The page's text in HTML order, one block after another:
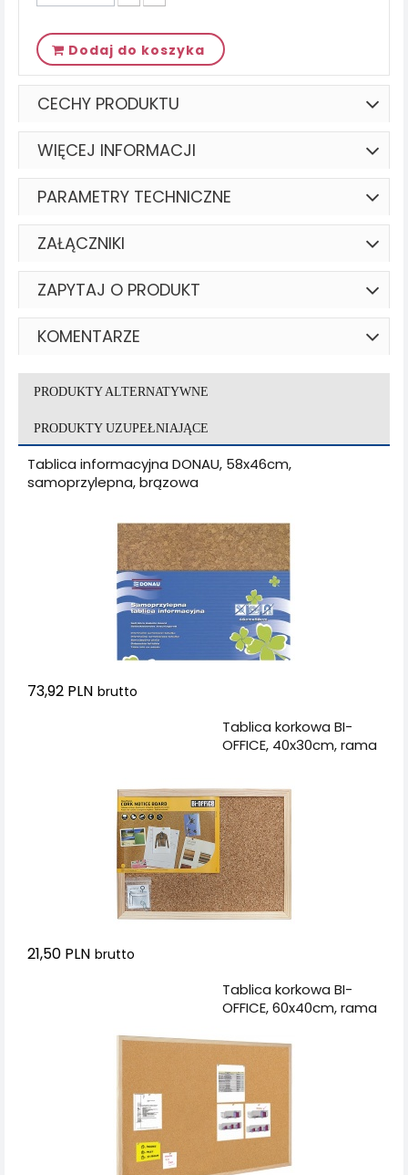
Dodaj do koszyka
CECHY PRODUKTU
WIĘCEJ INFORMACJI
PARAMETRY TECHNICZNE
ZAŁĄCZNIKI
ZAPYTAJ O PRODUKT
KOMENTARZE
PRODUKTY ALTERNATYWNE
PRODUKTY UZUPEŁNIAJĄCE
Tablica informacyjna DONAU, 58x46cm,
samoprzylepna, brązowa
73,92 PLN brutto
Tablica korkowa BI-
OFFICE, 40x30cm, rama
21,50 PLN brutto
Tablica korkowa BI-
OFFICE, 60x40cm, rama